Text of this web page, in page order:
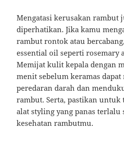
Mengatasi kerusakan rambut
diperhatikan. Jika kamu
rambut rontok atau
essential oil seperti rosemary
Memijat kulit kepala dengan
menit sebelum keramas
peredaran darah dan
rambut. Serta, pastikan untuk
alat styling yang panas
kesehatan rambutmu.